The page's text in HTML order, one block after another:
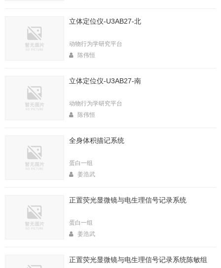
立体定位仪-U3AB27-北
动物行为学研究平台
陈伟恒
立体定位仪-U3AB27-南
动物行为学研究平台
陈伟恒
全身体积描记系统
蛋白一组
姜浩武
正置荧光显微镜与电生理信号记录系统
蛋白一组
姜浩武
正置荧光显微镜与电生理信号记录系统陈敏组